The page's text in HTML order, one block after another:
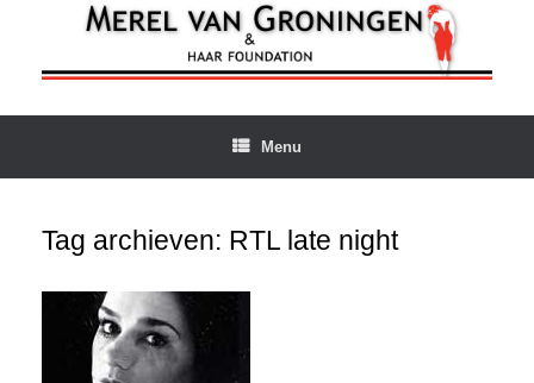
inhoud
Menu
Tag archieven: RTL late night